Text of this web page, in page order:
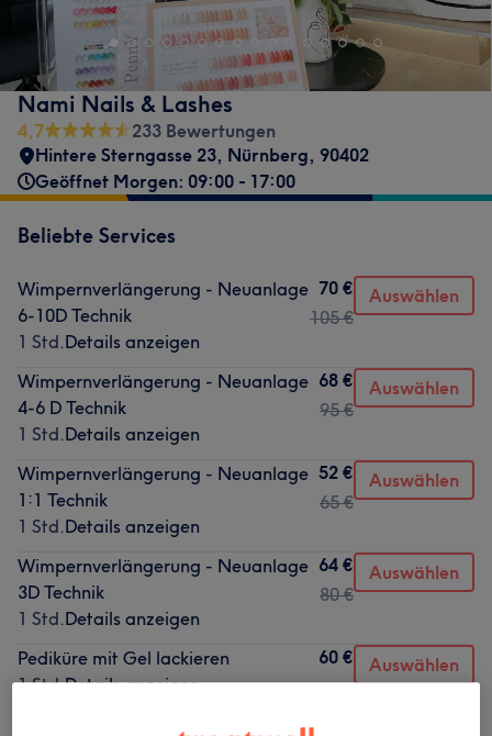
Nami Nails & Lashes
4,7
233 Bewertungen
Hintere Sterngasse 23, Nürnberg, 90402
Geöffnet Morgen: 09:00 - 17:00
Beliebte Services
Wimpernverlängerung - Neuanlage
6-10D Technik
1 Std.Details anzeigen
70 €
105 €
Auswählen
Wimpernverlängerung - Neuanlage
4-6 D Technik
1 Std.Details anzeigen
68 €
95 €
Auswählen
Wimpernverlängerung - Neuanlage
1:1 Technik
1 Std.Details anzeigen
52 €
65 €
Auswählen
Wimpernverlängerung - Neuanlage
3D Technik
1 Std.Details anzeigen
64 €
80 €
Auswählen
Pediküre mit Gel lackieren
1 Std.Details anzeigen
60 € Auswählen